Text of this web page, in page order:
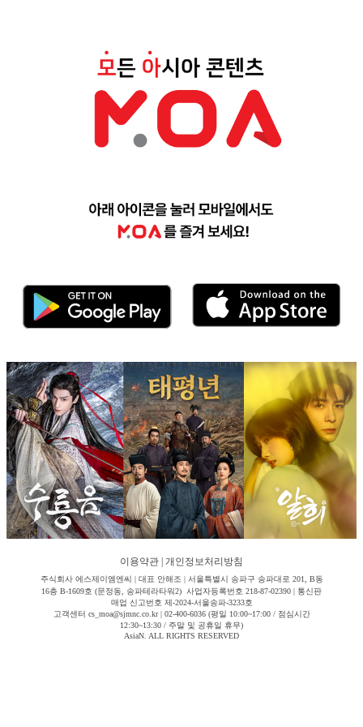
이용약관 개인정보처리방침
주식회사 에스제이엠엔씨 | 대표 안해조 | 서울특별시 송파구 송파대로 201, B동
16층 B-1609호 (문정동, 송파테라타워2) 사업자등록번호 218-87-02390 | 통신판
매업 신고번호 제-2024-서울송파-3233호
고객센터 cs_moa@sjmnc.co.kr | 02-400-6036 (평일 10:00~17:00 / 점심시간
12:30~13:30 / 주말 및 공휴일 휴무)
AsiaN. ALL RIGHTS RESERVED